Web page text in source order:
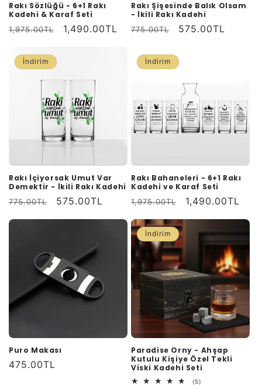
Rakı Sözlüğü - 6+1 Rakı
Kadehi & Karaf Seti
Normal
1,975.00TL
İndirimli
1,490.00TL
Rakı Şişesinde Balık Olsam
- İkili Rakı Kadehi
Normal
775.00TL
İndirimli
575.00TL
İndirim
Rakı İçiyorsak Umut Var
Demektir - İkili Rakı Kadehi
Normal
775.00TL
İndirimli
575.00TL
İndirim
Rakı Bahaneleri - 6+1 Rakı
Kadehi ve Karaf Seti
Normal
1,975.00TL
İndirimli
1,490.00TL
Puro Makası
Normal
475.00TL
İndirim
Paradise Orny - Ahşap
Kutulu Kişiye Özel Tekli
Viski Kadehi Seti
(5)